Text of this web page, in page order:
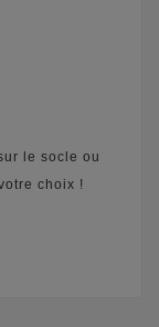
le socle ou
choix !